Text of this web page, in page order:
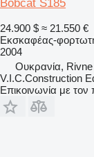
Bobcat S185
24.900 $ ≈ 21.550 €
Εκσκαφέας-
2004
Ουκρανία, Rivne
V.I.C.Construction
Επικοινωνία με